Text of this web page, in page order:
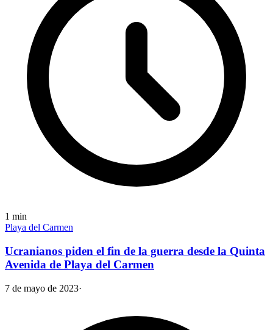
1 min
Playa del Carmen
Ucranianos piden el fin de la guerra desde la Quinta
Avenida de Playa del Carmen
7 de mayo de 2023·